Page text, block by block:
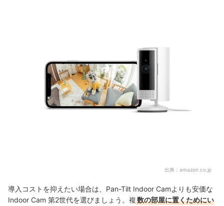
出典： amazon.co.jp
導入コストを抑えたい場合は、Pan-Tilt Indoor Camよりも安価な
Indoor Cam 第2世代を選びましょう。複数の部屋に置くためにい